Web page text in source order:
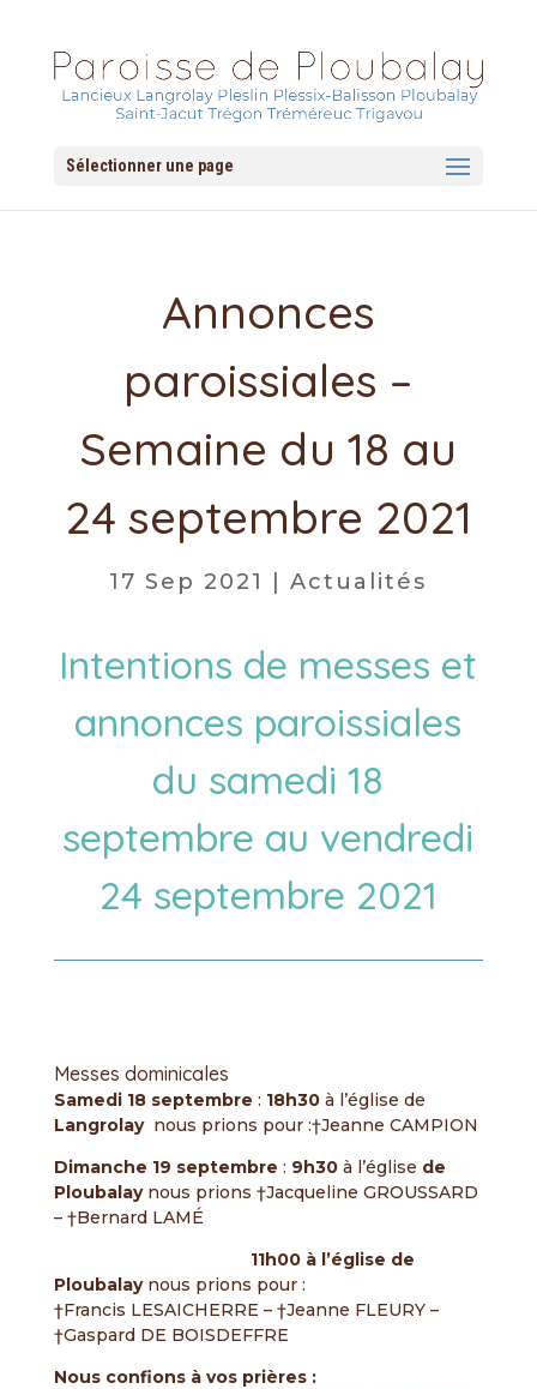
Sélectionner une page
Annonces
paroissiales –
Semaine du 18 au
24 septembre 2021
17 Sep 2021 |Actualités
Intentions de messes et
annonces paroissiales
du samedi 18
septembre au vendredi
24 septembre 2021
Messes dominicales
Samedi 18 septembre : 18h30à l’église de
Langrolay nous prions pour :†Jeanne CAMPION
Dimanche 19 septembre : 9h30 à l’église de
Ploubalaynous prions †Jacqueline GROUSSARD
– †Bernard LAMÉ
11h00 à l’église de
Ploubalaynous prions pour :
†Francis LESAICHERRE – †Jeanne FLEURY –
†Gaspard DE BOISDEFFRE
Nous confions à vos prières :